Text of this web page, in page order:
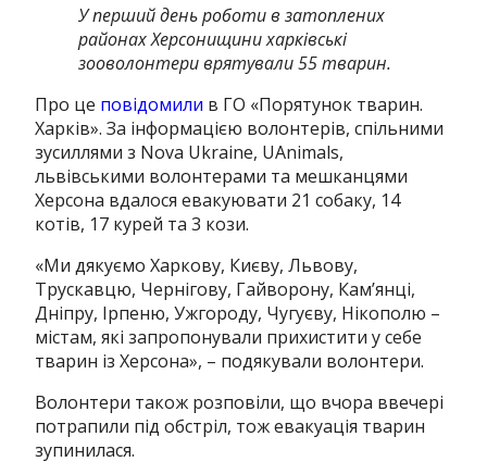
У перший день роботи в затоплених
районах Херсонищини харківські
зооволонтери врятували 55 тварин.
Про це повідомили в ГО «Порятунок тварин.
Харків». За інформацією волонтерів, спільними
зусиллями з Nova Ukraine, UAnimals,
львівськими волонтерами та мешканцями
Херсона вдалося евакуювати 21 собаку, 14
котів, 17 курей та 3 кози.
«Ми дякуємо Харкову, Києву, Львову,
Трускавцю, Чернігову, Гайворону, Кам’янці,
Дніпру, Ірпеню, Ужгороду, Чугуєву, Нікополю –
містам, які запропонували прихистити у себе
тварин із Херсона», – подякували волонтери.
Волонтери також розповіли, що вчора ввечері
потрапили під обстріл, тож евакуація тварин
зупинилася.